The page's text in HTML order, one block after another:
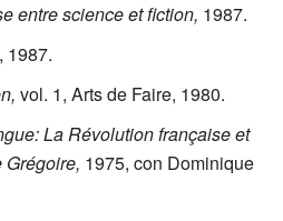
entre science et fiction, 1987.
, 1987.
vol. 1, Arts de Faire, 1980.
La Révolution française et
1975, con Dominique